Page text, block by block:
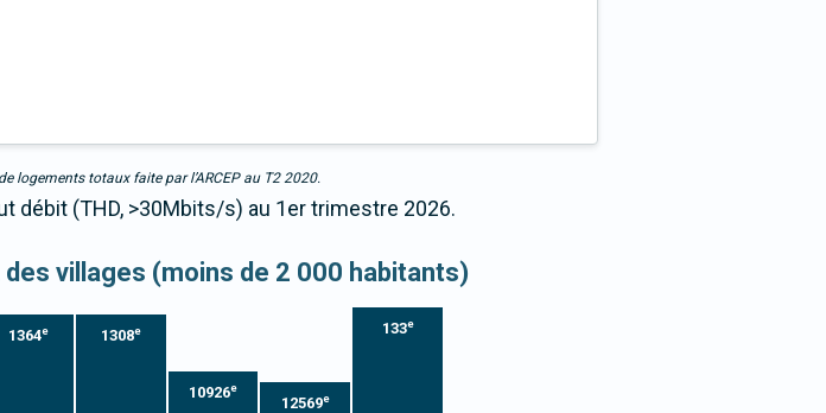
logements totaux faite par l’ARCEP au T2 2020.
débit (THD, >30Mbits/s) au 1er trimestre 2026.
villages (moins de 2 000 habitants)
1364e 1308e
10926e
12569e
133e